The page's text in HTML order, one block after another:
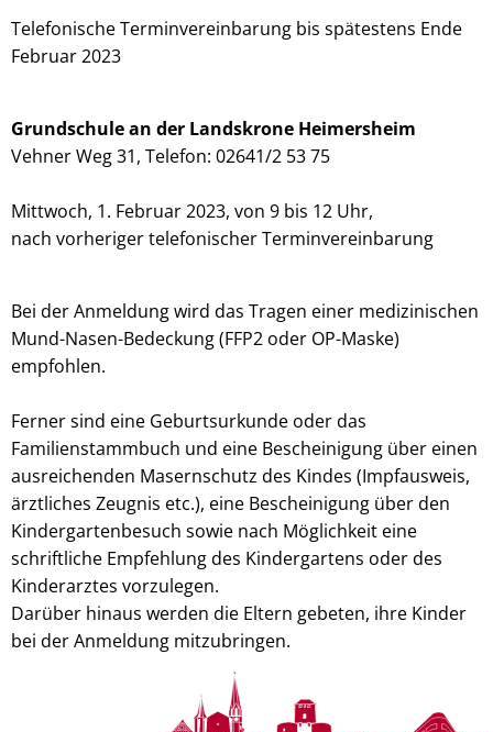
Telefonische Terminvereinbarung bis spätestens Ende
Februar 2023
Grundschule an der Landskrone Heimersheim
Vehner Weg 31, Telefon: 02641/2 53 75
Mittwoch, 1. Februar 2023, von 9 bis 12 Uhr,
nach vorheriger telefonischer Terminvereinbarung
Bei der Anmeldung wird das Tragen einer medizinischen
Mund-Nasen-Bedeckung (FFP2 oder OP-Maske)
empfohlen.
Ferner sind eine Geburtsurkunde oder das
Familienstammbuch und eine Bescheinigung über einen
ausreichenden Masernschutz des Kindes (Impfausweis,
ärztliches Zeugnis etc.), eine Bescheinigung über den
Kindergartenbesuch sowie nach Möglichkeit eine
schriftliche Empfehlung des Kindergartens oder des
Kinderarztes vorzulegen.
Darüber hinaus werden die Eltern gebeten, ihre Kinder
bei der Anmeldung mitzubringen.